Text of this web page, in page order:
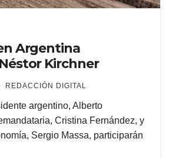
Argentina
Kirchner
REDACCIÓN DIGITAL
argentino, Alberto
Cristina Fernández, y
Sergio Massa, participarán